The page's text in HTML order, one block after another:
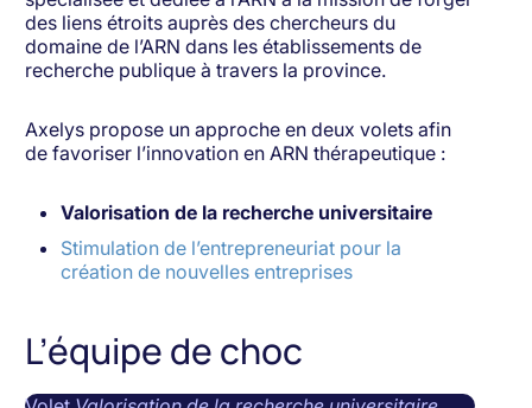
des liens étroits auprès des chercheurs du
domaine de l’ARN dans les établissements de
recherche publique à travers la province.
Axelys propose un approche en deux volets afin
de favoriser l’innovation en ARN thérapeutique :
Valorisation de la recherche universitaire
Stimulation de l’entrepreneuriat pour la
création de nouvelles entreprises
L’équipe de choc